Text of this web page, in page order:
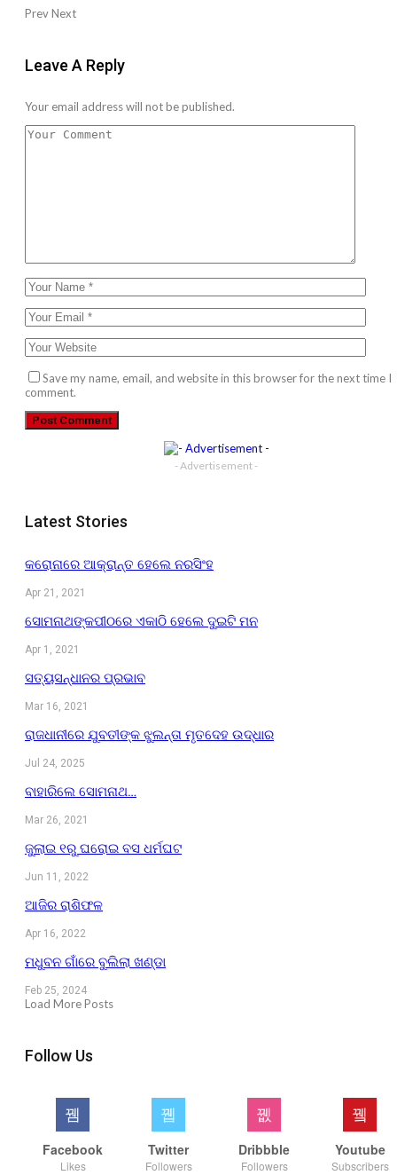
PrevNext
Leave A Reply
Your email address will not be published.
Save my name, email, and website in this browser for the next time I
comment.
- Advertisement -
Latest Stories
କରୋନାରେ ଆକ୍ରାନ୍ତ ହେଲେ ନରସିଂହ
Apr 21, 2021
ସୋମନାଥଙ୍କପୀଠରେ ଏକାଠି ହେଲେ ଦୁଇଟି ମନ
Apr 1, 2021
ସତ୍ୟସନ୍ଧାନର ପ୍ରଭାବ
Mar 16, 2021
ରାଜଧାନୀରେ ଯୁବତୀଙ୍କ ଝୁଲନ୍ତା ମୃତଦେହ ଉଦ୍ଧାର
Jul 24, 2025
ବାହାରିଲେ ସୋମନାଥ…
Mar 26, 2021
ଜୁଲାଇ ୧ରୁ ଘରୋଇ ବସ ଧର୍ମଘଟ
Jun 11, 2022
ଆଜିର ରାଶିଫଳ
Apr 16, 2022
ମଧୁବନ ଗାଁରେ ବୁଲିଲା ଖଣ୍ଡା
Feb 25, 2024
Load More Posts
Follow Us
Facebook
Likes
Twitter
Followers
Dribbble
Followers
Youtube
Subscribers